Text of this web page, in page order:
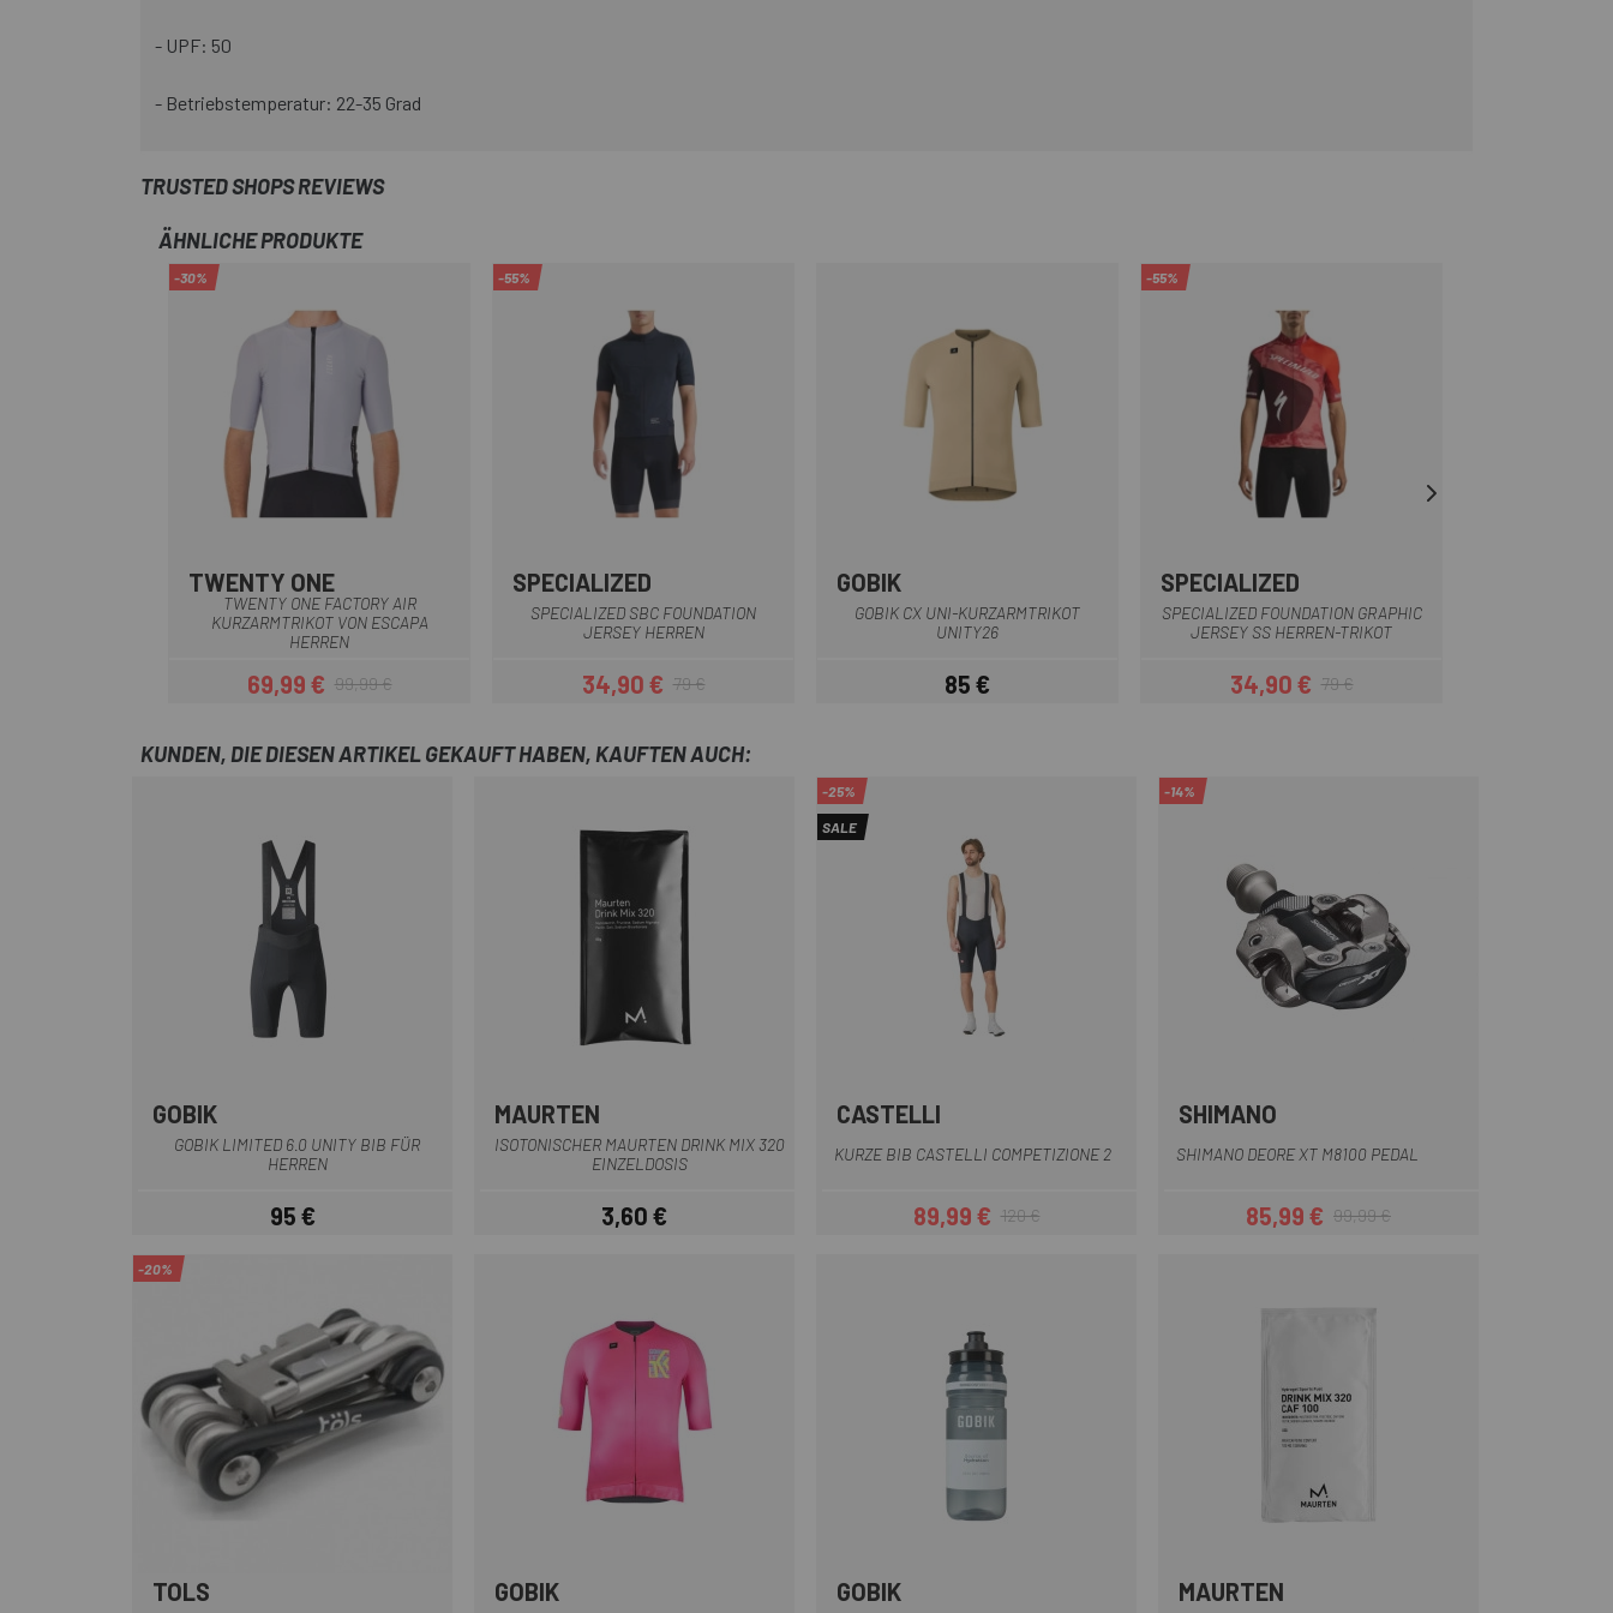
- UPF: 50
- Betriebstemperatur: 22-35 Grad
TRUSTED SHOPS REVIEWS
ÄHNLICHE PRODUKTE
Grau
-30%
TWENTY ONE
TWENTY ONE FACTORY AIR
KURZARMTRIKOT VON ESCAPA
HERREN
Preis
69,99 €Regulärer Preis
99,99 €
Schwarz
-55%
SPECIALIZED
SPECIALIZED SBC FOUNDATION
JERSEY HERREN
Preis
34,90 €Regulärer Preis
79 €
GOBIK
GOBIK CX UNI-KURZARMTRIKOT
UNITY26
Preis
85 €
Rot schwarz
-55%
SPECIALIZED
SPECIALIZED FOUNDATION GRAPHIC
JERSEY SS HERREN-TRIKOT
Preis
34,90 €Regulärer Preis
79 €
KUNDEN, DIE DIESEN ARTIKEL GEKAUFT HABEN, KAUFTEN AUCH:
GOBIK
GOBIK LIMITED 6.0 UNITY BIB FÜR
HERREN
Preis
95 €
MAURTEN
ISOTONISCHER MAURTEN DRINK MIX 320
EINZELDOSIS
Preis
3,60 €
Schwarz
-25%
SALE
CASTELLI
KURZE BIB CASTELLI COMPETIZIONE 2
Preis
89,99 €Regulärer Preis
120 €
-14%
SHIMANO
SHIMANO DEORE XT M8100 PEDAL
Preis
85,99 €Regulärer Preis
99,99 €
-20%
TOLS GOBIK GOBIK MAURTEN